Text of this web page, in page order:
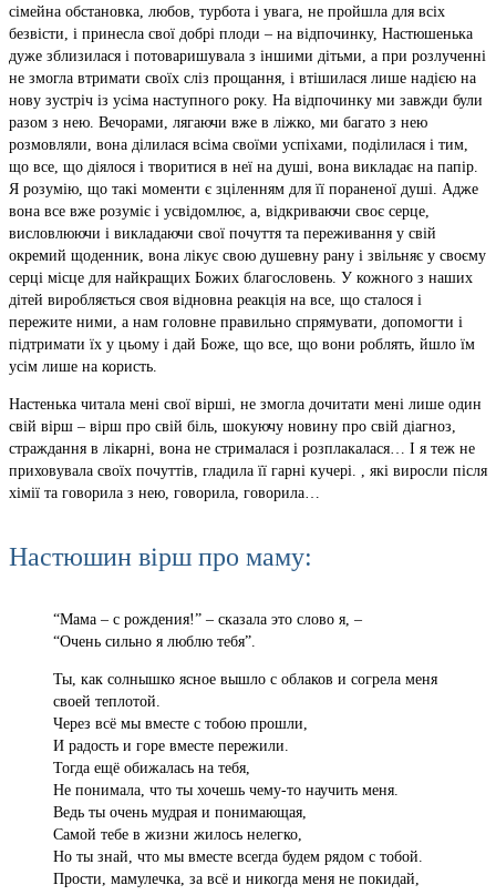
сімейна обстановка, любов, турбота і увага, не пройшла для всіх
безвісти, і принесла свої добрі плоди – на відпочинку, Настюшенька
дуже зблизилася і потоваришувала з іншими дітьми, а при розлученні
не змогла втримати своїх сліз прощання, і втішилася лише надією на
нову зустріч із усіма наступного року. На відпочинку ми завжди були
разом з нею. Вечорами, лягаючи вже в ліжко, ми багато з нею
розмовляли, вона ділилася всіма своїми успіхами, поділилася і тим,
що все, що діялося і творитися в неї на душі, вона викладає на папір.
Я розумію, що такі моменти є зціленням для її пораненої душі. Адже
вона все вже розуміє і усвідомлює, а, відкриваючи своє серце,
висловлюючи і викладаючи свої почуття та переживання у свій
окремий щоденник, вона лікує свою душевну рану і звільняє у своєму
серці місце для найкращих Божих благословень. У кожного з наших
дітей виробляється своя відновна реакція на все, що сталося і
пережите ними, а нам головне правильно спрямувати, допомогти і
підтримати їх у цьому і дай Боже, що все, що вони роблять, йшло їм
усім лише на користь.
Настенька читала мені свої вірші, не змогла дочитати мені лише один
свій вірш – вірш про свій біль, шокуючу новину про свій діагноз,
страждання в лікарні, вона не стрималася і розплакалася… І я теж не
приховувала своїх почуттів, гладила її гарні кучері. , які виросли після
хімії та говорила з нею, говорила, говорила…
Настюшин вірш про маму:
“Мама – с рождения!” – сказала это слово я, –
“Очень сильно я люблю тебя”.
Ты, как солнышко ясное вышло с облаков и согрела меня
своей теплотой.
Через всё мы вместе с тобою прошли,
И радость и горе вместе пережили.
Тогда ещё обижалась на тебя,
Не понимала, что ты хочешь чему-то научить меня.
Ведь ты очень мудрая и понимающая,
Самой тебе в жизни жилось нелегко,
Но ты знай, что мы вместе всегда будем рядом с тобой.
Прости, мамулечка, за всё и никогда меня не покидай,